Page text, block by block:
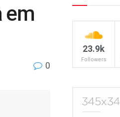
em
0
23.9k
Followers